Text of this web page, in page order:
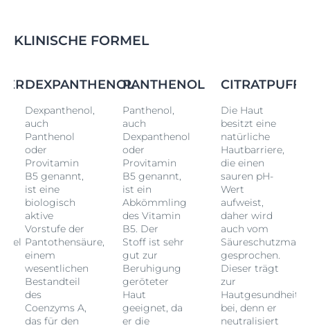
und Hautverträglichkeit dieser Waschlotion für die sensible Hautpflege und
KLINISCHE FORMEL
DEXPANTHENOL
Dexpanthenol,
auch
Panthenol
oder
Provitamin
B5 genannt,
ist eine
biologisch
aktive
Vorstufe der
Pantothensäure,
einem
wesentlichen
Bestandteil
des
Coenzyms A,
das für den
PANTHENOL
Panthenol,
auch
Dexpanthenol
oder
Provitamin
B5 genannt,
ist ein
Abkömmling
des Vitamin
B5. Der
Stoff ist sehr
gut zur
Beruhigung
geröteter
Haut
geeignet, da
er die
Die Haut
besitzt eine
natürliche
Hautbarriere,
die einen
sauren pH-
Wert
aufweist,
daher wird
auch vom
gesprochen.
Dieser trägt
zur
Hautgesundheit
bei, denn er
neutralisiert